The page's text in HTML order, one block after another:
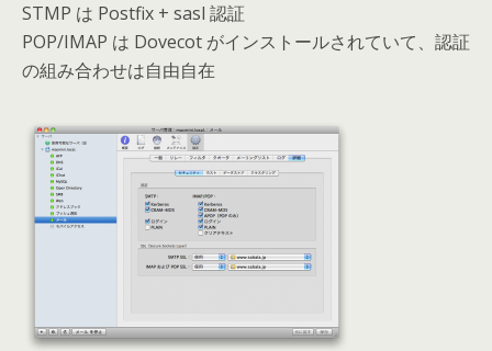
STMP は Postfix + sasl 認証
POP/IMAP は Dovecot がインストールされていて、認証
の組み合わせは自由自在